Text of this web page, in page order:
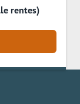
rentes)